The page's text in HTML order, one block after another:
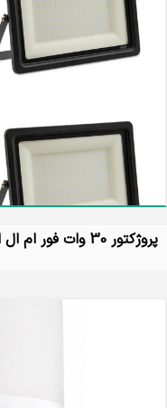
پروژکتور 30 وات فور ام ال ای دی مدل دیواری بسته 4 عددی